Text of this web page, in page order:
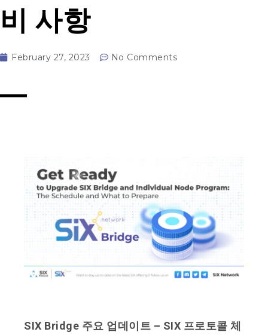
비 사항
February 27, 2023 No Comments
SIX Bridge 주요 업데이트 – SIX 프로토콜 체